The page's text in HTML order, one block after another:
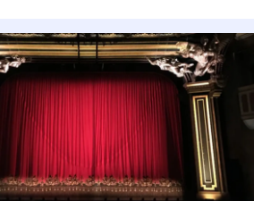
y
su
legado
cultural:
Más
allá
de